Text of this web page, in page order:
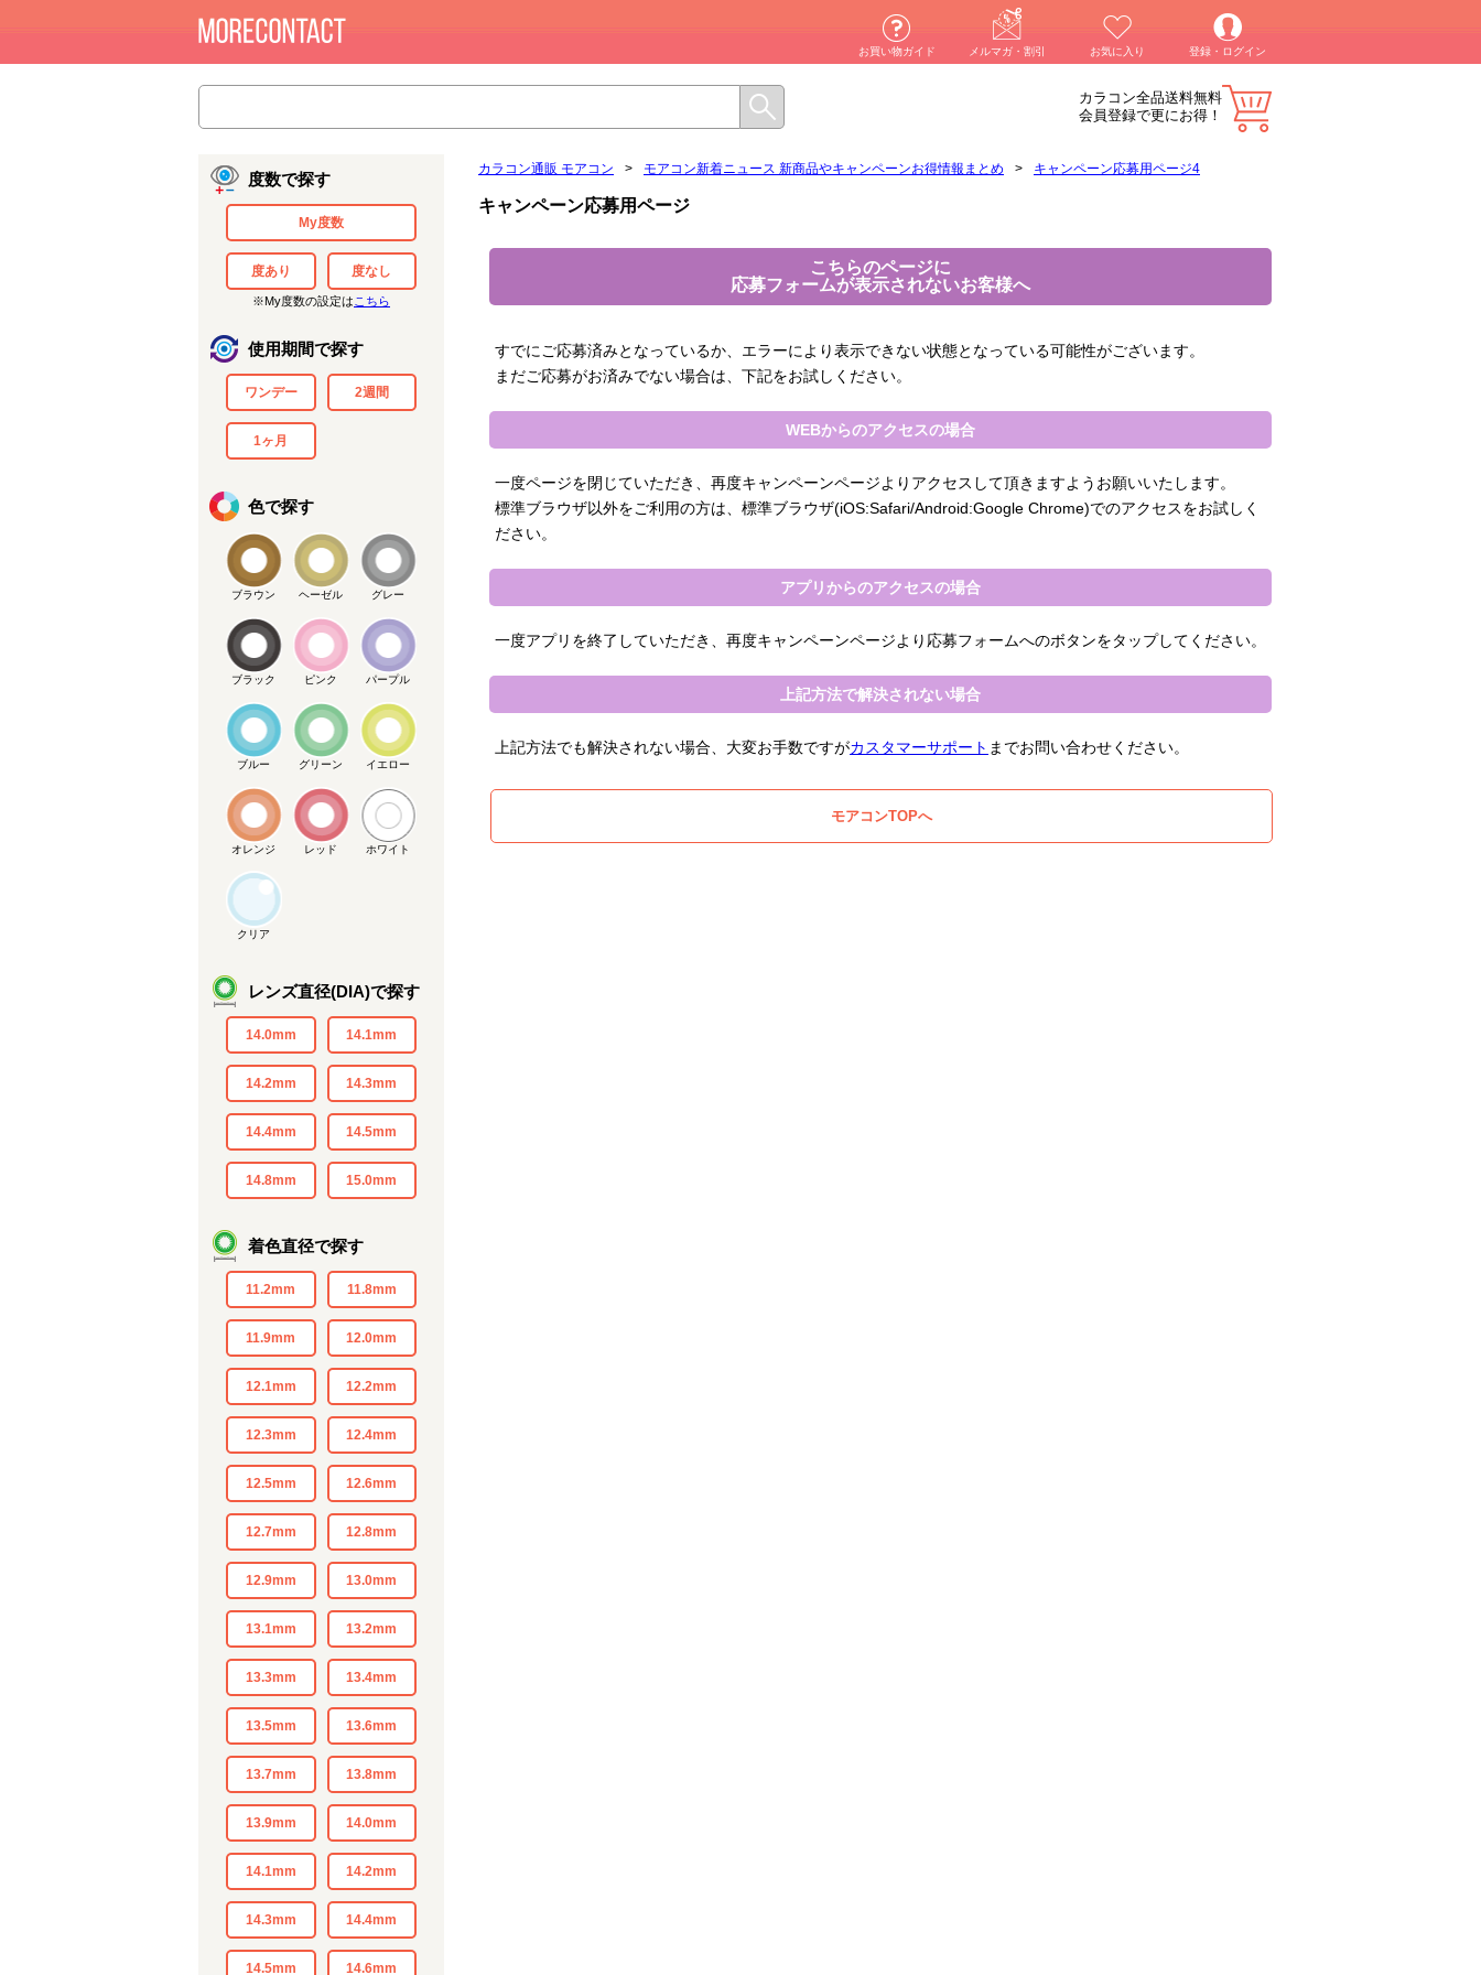
お買い物ガイド メルマガ・割引 お気に入り 登録・ログイン
カラコン全品送料無料
会員登録で更にお得！
度数で探す
My度数
度あり 度なし
※My度数の設定は こちら
使用期間で探す
ワンデー 2週間
1ヶ月
色で探す
ブラウン ヘーゼル グレー
ブラック ピンク パープル
ブルー グリーン イエロー
オレンジ レッド ホワイト
クリア
レンズ直径(DIA)で探す
14.0mm 14.1mm
14.2mm 14.3mm
14.4mm 14.5mm
14.8mm 15.0mm
着色直径で探す
11.2mm 11.8mm
11.9mm 12.0mm
12.1mm 12.2mm
12.3mm 12.4mm
12.5mm 12.6mm
12.7mm 12.8mm
12.9mm 13.0mm
13.1mm 13.2mm
13.3mm 13.4mm
13.5mm 13.6mm
13.7mm 13.8mm
13.9mm 14.0mm
14.1mm 14.2mm
14.3mm 14.4mm
14.5mm 14.6mm
カラコン通販 モアコン > モアコン新着ニュース 新商品やキャンペーンお得情報まとめ > キャンペーン応募用ページ4
キャンペーン応募用ページ
こちらのページに
応募フォームが表示されないお客様へ
すでにご応募済みとなっているか、エラーにより表示できない状態となっている可能性がございます。
まだご応募がお済みでない場合は、下記をお試しください。
WEBからのアクセスの場合
一度ページを閉じていただき、再度キャンペーンページよりアクセスして頂きますようお願いいたします。
標準ブラウザ以外をご利用の方は、標準ブラウザ(iOS:Safari/Android:Google Chrome)でのアクセスをお試しく
ださい。
アプリからのアクセスの場合
一度アプリを終了していただき、再度キャンペーンページより応募フォームへのボタンをタップしてください。
上記方法で解決されない場合
上記方法でも解決されない場合、大変お手数ですがカスタマーサポート までお問い合わせください。
モアコンTOPへ